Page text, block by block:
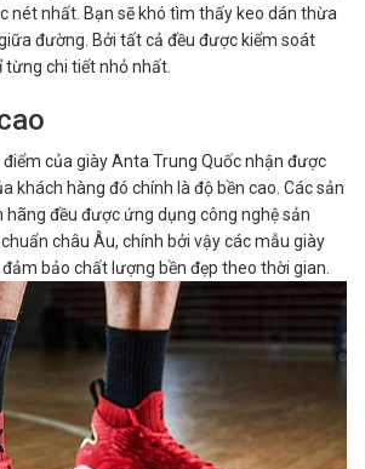
nét nhất. Bạn sẽ khó tìm thấy keo dán thừa
đường. Bởi tất cả đều được kiểm soát
từng chi tiết nhỏ nhất.
của giày Anta Trung Quốc nhận được
khách hàng đó chính là độ bền cao. Các sản
đều được ứng dụng công nghệ sản
châu Âu, chính bởi vậy các mẫu giày
bảo chất lượng bền đẹp theo thời gian.